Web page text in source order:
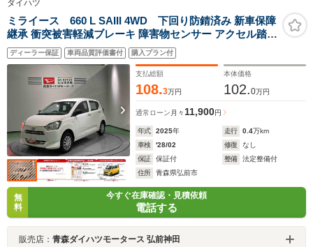
ダイハツ
ミライース 660 L SAIII 4WD 下回り防錆済み 新車保障
継承 衝突被害軽減ブレーキ 障害物センサー アクセル踏み
間違い防止装置
ディーラー保証 車両品質評価書付 購入プラン付
支払総額
108.3万円
本体価格
102.0万円
通常ローン 月々11,900円
年式 2025年 走行 0.4万km
車検
'28/02 修復
なし
保証
保証付 整備
法定整備付
住所
青森県弘前市
無
料
今すぐ在庫確認・見積依頼
電話する
販売店： 青森ダイハツモータース 弘前神田